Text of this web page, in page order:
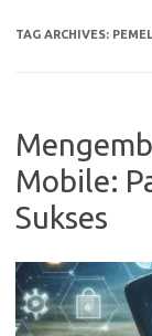
TAG ARCHIVES:
Mobile:
Sukses